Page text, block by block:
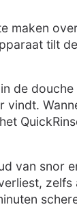
tilt
de
van snor